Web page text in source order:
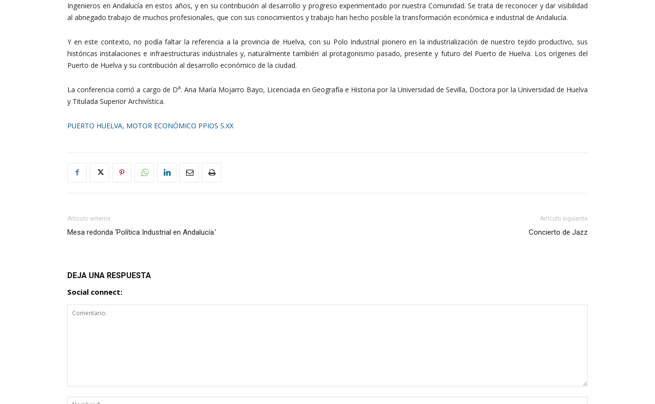
Ingenieros en Andalucía en estos años, y en su contribución al desarrollo y progreso experimentado por nuestra Comunidad. Se trata de reconocer y dar visibilidad
al abnegado trabajo de muchos profesionales, que con sus conocimientos y trabajo han hecho posible la transformación económica e industrial de Andalucía.
Y en este contexto, no podía faltar la referencia a la provincia de Huelva, con su Polo Industrial pionero en la industrialización de nuestro tejido productivo, sus
históricas instalaciones e infraestructuras industriales y, naturalmente también al protagonismo pasado, presente y futuro del Puerto de Huelva. Los orígenes del
Puerto de Huelva y su contribución al desarrollo económico de la ciudad.
La conferencia corrió a cargo de Da. Ana María Mojarro Bayo, Licenciada en Geografía e Historia por la Universidad de Sevilla, Doctora por la Universidad de Huelva
y Titulada Superior Archivística.
PUERTO HUELVA, MOTOR ECONÓMICO PPIOS S.XX
Artículo anterior
Mesa redonda ‘Política Industrial en Andalucía.’
Artículo siguiente
Concierto de Jazz
DEJA UNA RESPUESTA
Social connect: